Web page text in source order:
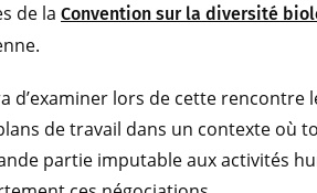
de la Convention sur la diversité
d’examiner lors de cette rencontre
de travail dans un contexte où
partie imputable aux activités